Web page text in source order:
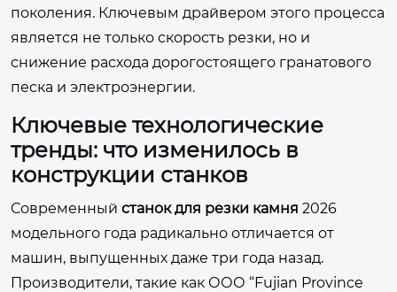
поколения. Ключевым драйвером этого процесса
является не только скорость резки, но и
снижение расхода дорогостоящего гранатового
песка и электроэнергии.
Ключевые технологические
тренды: что изменилось в
конструкции станков
Современный станок для резки камня 2026
модельного года радикально отличается от
машин, выпущенных даже три года назад.
Производители, такие как ООО “Fujian Province